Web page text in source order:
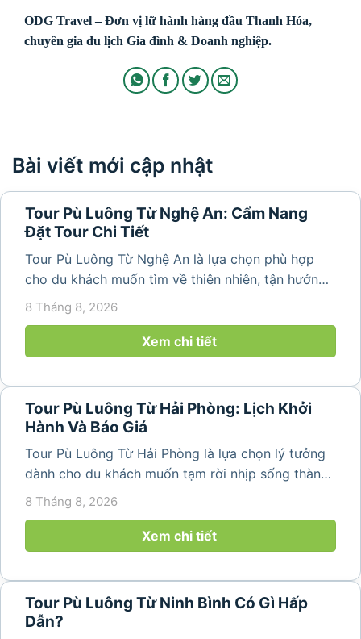
ODG Travel – Đơn vị lữ hành hàng đầu Thanh Hóa,
chuyên gia du lịch Gia đình & Doanh nghiệp.
Bài viết mới cập nhật
Tour Pù Luông Từ Nghệ An: Cẩm Nang
Đặt Tour Chi Tiết
Tour Pù Luông Từ Nghệ An là lựa chọn phù hợp
cho du khách muốn tìm về thiên nhiên, tận hưởng
không khí trong lành và khám phá vẻ đẹp bình yên
của vùng núi Thanh Hóa. Với những bản làng mộc
8 Tháng 8, 2026
Xem chi tiết
Tour Pù Luông Từ Hải Phòng: Lịch Khởi
Hành Và Báo Giá
Tour Pù Luông Từ Hải Phòng là lựa chọn lý tưởng
dành cho du khách muốn tạm rời nhịp sống thành
phố để tìm về không gian núi rừng trong lành,
thang đặc trưng. Từ...
8 Tháng 8, 2026
Xem chi tiết
Tour Pù Luông Từ Ninh Bình Có Gì Hấp
Dẫn?